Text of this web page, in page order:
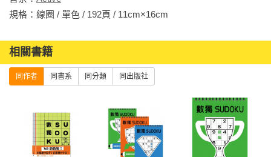
規格：線圈 / 單色 / 192頁 / 11cm×16cm
相關書籍
同作者 同書系 同分類 同出版社